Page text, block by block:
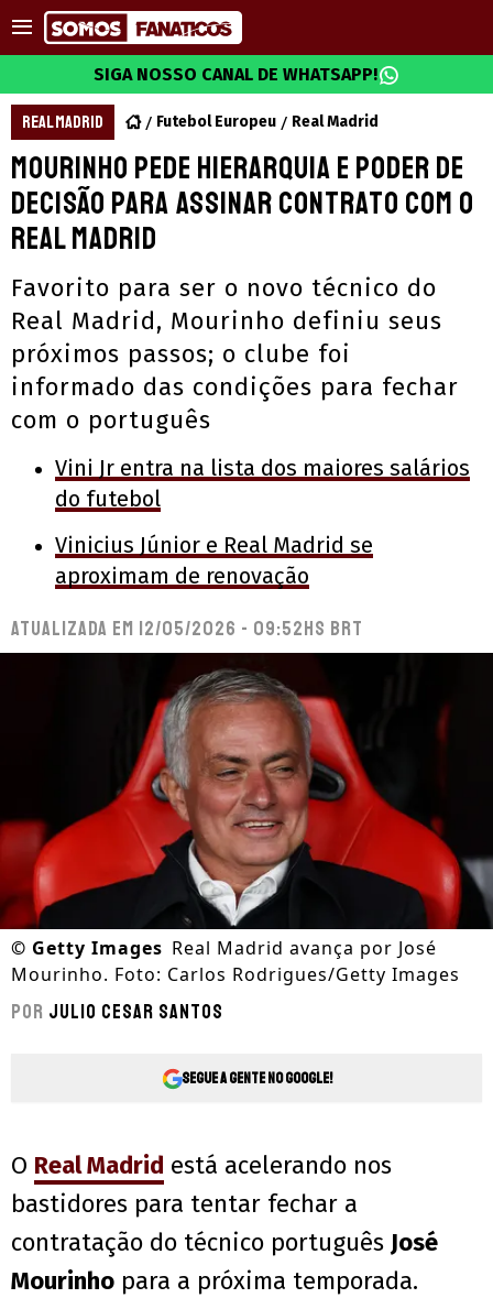
SIGA NOSSO CANAL DE WHATSAPP!
REAL MADRID Futebol Europeu Real Madrid
Mourinho pede hierarquia e poder de
decisão para assinar contrato com o
Real Madrid
Favorito para ser o novo técnico do
Real Madrid, Mourinho definiu seus
próximos passos; o clube foi
informado das condições para fechar
com o português
Vini Jr entra na lista dos maiores salários
do futebol
Vinicius Júnior e Real Madrid se
aproximam de renovação
Atualizada em 12/05/2026 - 09:52hs BRT
© Getty Images Real Madrid avança por José
Mourinho. Foto: Carlos Rodrigues/Getty Images
Por Julio Cesar Santos
Segue a gente no Google!
O Real Madrid está acelerando nos
bastidores para tentar fechar a
contratação do técnico português José
Mourinho para a próxima temporada.